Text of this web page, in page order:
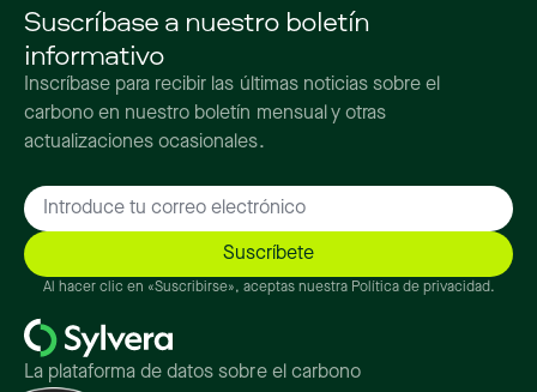
Suscríbase a nuestro boletín
informativo
Inscríbase para recibir las últimas noticias sobre el
carbono en nuestro boletín mensual y otras
actualizaciones ocasionales.
Al hacer clic en «Suscribirse», aceptas nuestra Política de privacidad.
La plataforma de datos sobre el carbono